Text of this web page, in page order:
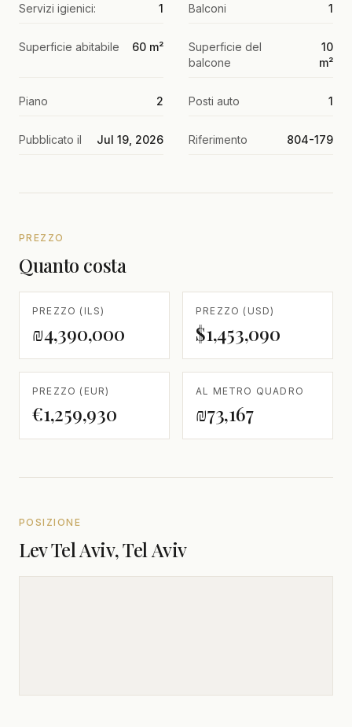
Servizi igienici: 1 Balconi 1
Superficie abitabile 60 m²
Superficie del
balcone
10
m²
Piano 2 Posti auto 1
Pubblicato il Jul 19, 2026 Riferimento 804-179
PREZZO
Quanto costa
PREZZO (ILS)
₪4,390,000
PREZZO (USD)
$1,453,090
PREZZO (EUR)
€1,259,930
AL METRO QUADRO
₪73,167
POSIZIONE
Lev Tel Aviv, Tel Aviv